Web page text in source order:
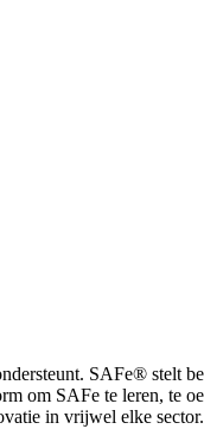
SAFe® stelt
SAFe te leren, te
in vrijwel elke sector.